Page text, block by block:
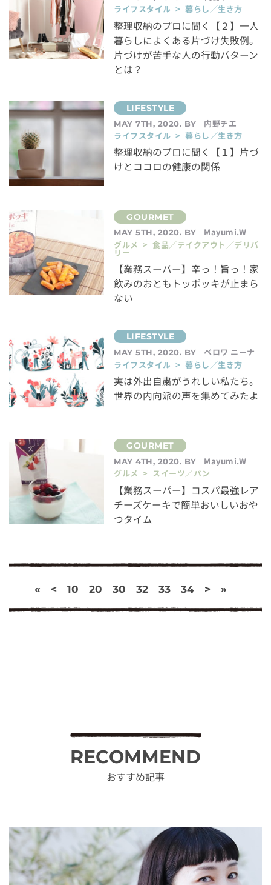
ライフスタイル > 暮らし／生き方
整理収納のプロに聞く【２】一人
暮らしによくある片づけ失敗例。
片づけが苦手な人の行動パターン
とは？
MAY 7TH, 2020. BY
内野チエ
ライフスタイル > 暮らし／生き方
整理収納のプロに聞く【１】片づ
けとココロの健康の関係
MAY 5TH, 2020. BY
Mayumi.W
グルメ > 食品／テイクアウト／デリバ
リー
【業務スーパー】辛っ！旨っ！家
飲みのおともトッポッキが止まら
ない
MAY 5TH, 2020. BY
ベロワ ニーナ
ライフスタイル > 暮らし／生き方
実は外出自粛がうれしい私たち。
世界の内向派の声を集めてみたよ
MAY 4TH, 2020. BY
Mayumi.W
グルメ > スイーツ／パン
【業務スーパー】コスパ最強レア
チーズケーキで簡単おいしいおや
つタイム
« < 10 20 30 32 33 34 > »
RECOMMEND
おすすめ記事